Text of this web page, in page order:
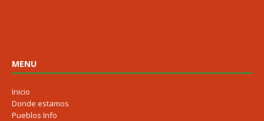
MENU
Inicio
Donde estamos
Pueblos Info